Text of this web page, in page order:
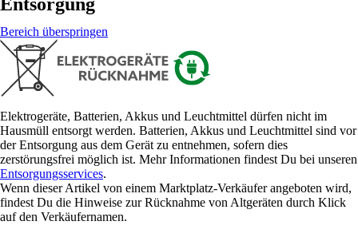
Bereich überspringen
Elektrogeräte, Batterien, Akkus und Leuchtmittel dürfen nicht im
Hausmüll entsorgt werden. Batterien, Akkus und Leuchtmittel sind vor
der Entsorgung aus dem Gerät zu entnehmen, sofern dies
zerstörungsfrei möglich ist. Mehr Informationen findest Du bei unseren
Entsorgungsservices.
Wenn dieser Artikel von einem Marktplatz-Verkäufer angeboten wird,
findest Du die Hinweise zur Rücknahme von Altgeräten durch Klick
auf den Verkäufernamen.